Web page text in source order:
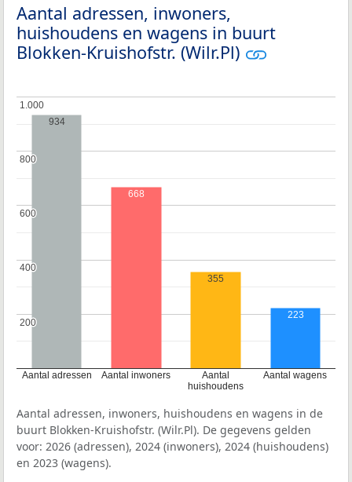
Aantal adressen, inwoners,
huishoudens en wagens in buurt
Blokken-Kruishofstr. (Wilr.Pl)
Aantal adressen Aantal inwoners
Aantal
huishoudens
Aantal wagens
200
200
400
400
600
600
800
800
1.000
1.000
934
668
355
223
Aantal adressen, inwoners, huishoudens en wagens in de
buurt Blokken-Kruishofstr. (Wilr.Pl). De gegevens gelden
voor: 2026 (adressen), 2024 (inwoners), 2024 (huishoudens)
en 2023 (wagens).